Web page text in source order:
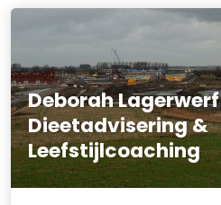
Deborah Lagerwerf
Dieetadvisering &
Leefstijlcoaching